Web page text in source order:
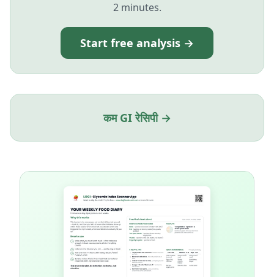
2 minutes.
Start free analysis →
कम GI रेसिपी →